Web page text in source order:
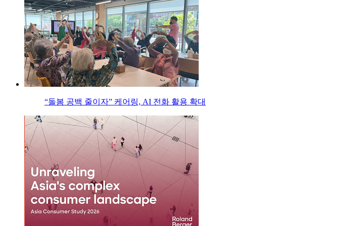
“돌봄 공백 줄이자” 케어링, AI 전화 활용 확대